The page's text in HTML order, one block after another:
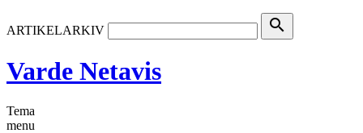
ARTIKELARKIV search
Varde Netavis
Tema
menu